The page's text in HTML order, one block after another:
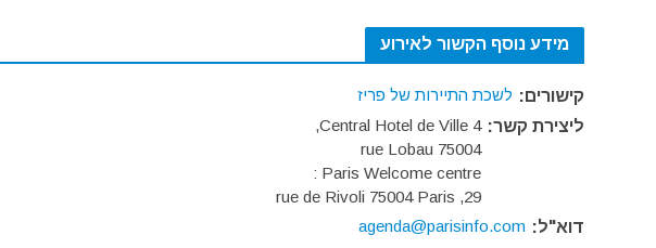
מידע נוסף הקשור לאירוע
קישורים: לשכת התיירות של פריז
ליצירת קשר: Central Hotel de Ville 4,
rue Lobau 75004
Paris Welcome centre :
29, rue de Rivoli 75004 Paris
דוא"ל: agenda@parisinfo.com